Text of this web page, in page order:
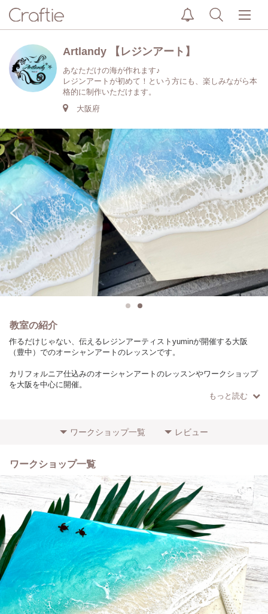
Artlandy 【レジンアート】
あなただけの海が作れます♪
レジンアートが初めて！という方にも、楽しみながら本
格的に制作いただけます。
大阪府
教室の紹介
作るだけじゃない、伝えるレジンアーティストyuminが開催する大阪
（豊中）でのオーシャンアートのレッスンです。
カリフォルニア仕込みのオーシャンアートのレッスンやワークショップ
を大阪を中心に開催。
・3days波アートマスタークラス
・1day波アート体験クラス
※サイトの［予約］から詳細をご確認ください。
お友達と一緒にご参加いただけますし、お一人でも大歓迎です♪
※システム上、ご予約はお一人さまずつご予約願います。
その他にもご要望に合わせた素材やサイズ、時間でのカスタムレッスン
も開催可能です。
また、遠方の方や通うのが難しい方にはオンラインレッスンも開催させ
ていただきます。
ご質問やご相談など、気軽にお問い合わせください。
artlandyinfo@gmail.com
またYouTubeではレジンアートのあれこれを動画でご紹介、是非ご覧く
ださい。
もっと読む
ワークショップ一覧 レビュー
ワークショップ一覧